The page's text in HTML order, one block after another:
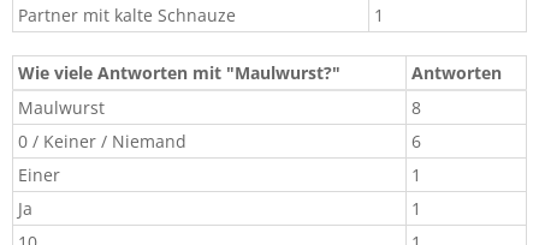
Partner mit kalte Schnauze
1
Wie viele Antworten mit "Maulwurst?"​
Antworten​
Maulwurst​
8​
0 / Keiner / Niemand​
6​
Einer​
1​
Ja
1